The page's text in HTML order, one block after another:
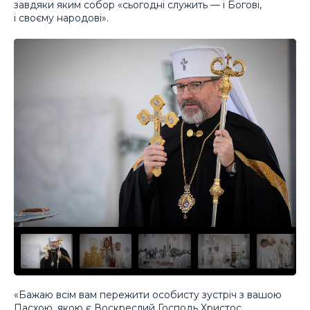
завдяки яким собор «сьогодні служить — і Богові,
і своєму народові».
«Бажаю всім вам пережити особисту зустріч з вашою